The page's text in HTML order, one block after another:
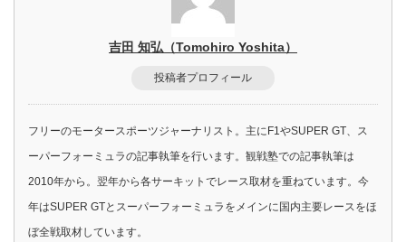
吉田 知弘（Tomohiro Yoshita）
投稿者プロフィール
フリーのモータースポーツジャーナリスト。主にF1やSUPER GT、ス
ーパーフォーミュラの記事執筆を行います。観戦塾での記事執筆は
2010年から。翌年から各サーキットでレース取材を重ねています。今
年はSUPER GTとスーパーフォーミュラをメインに国内主要レースをほ
ぼ全戦取材しています。